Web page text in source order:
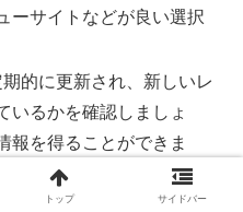
ーサイトなどが良い選択
的に更新され、新しいレ
いるかを確認しましょ
報を得ることができま
トップ サイドバー